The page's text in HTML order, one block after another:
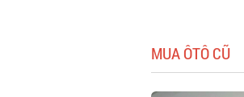
MUA ÔTÔ CŨ